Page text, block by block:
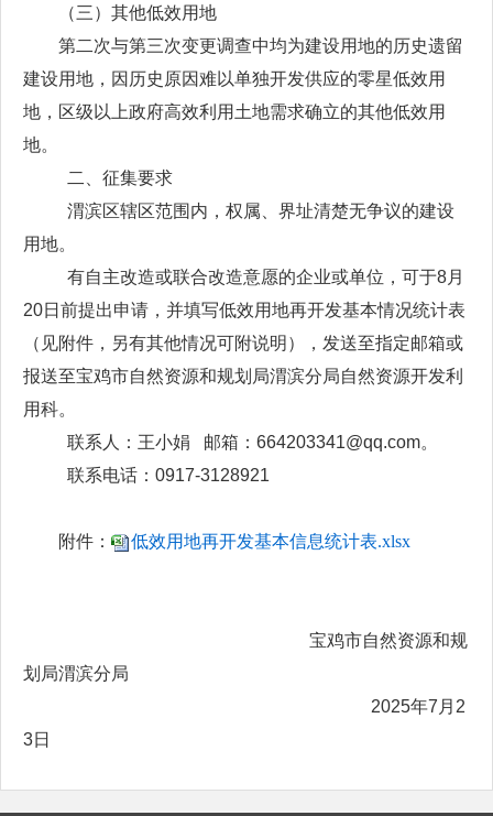
（三）其他低效用地
第二次与第三次变更调查中均为建设用地的历史遗留
建设用地，因历史原因难以单独开发供应的零星低效用
地，区级以上政府高效利用土地需求确立的其他低效用
地。
二、征集要求
渭滨区辖区范围内，权属、界址清楚无争议的建设
用地。
有自主改造或联合改造意愿的企业或单位，可于8月
20日前提出申请，并填写低效用地再开发基本情况统计表
（见附件，另有其他情况可附说明），发送至指定邮箱或
报送至宝鸡市自然资源和规划局渭滨分局自然资源开发利
用科。
联系人：王小娟 邮箱：664203341@qq.com。
联系电话：0917-3128921
附件： 低效用地再开发基本信息统计表.xlsx
宝鸡市自然资源和规
划局渭滨分局
2025年7月2
3日